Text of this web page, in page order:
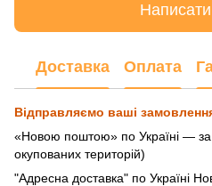
Написати
Доставка Оплата
Відправляємо ваші
«Новою поштою» по Україні — за
окупованих територій)
"Адресна доставка" по Україні